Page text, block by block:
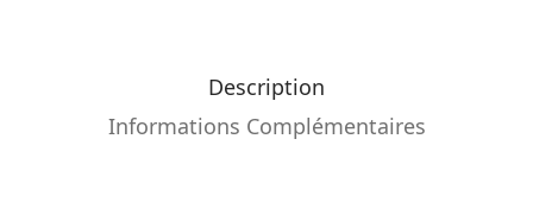
Description
Informations Complémentaires